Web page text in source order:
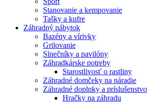
Stanovanie a kempovanie
Tašky a kufre
Záhradný nábytok
Bazény a vírivky
Grilovanie
Slnečníky a pavilóny
Záhradkárske potreby
Starostlivosť o rastliny
Záhradné domčeky na náradie
Záhradné doplnky a príslušenstvo
Hračky na záhradu